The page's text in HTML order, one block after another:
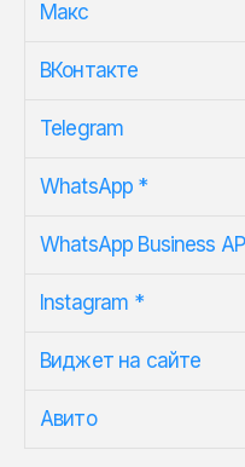
Макс
ВКонтакте
Telegram
WhatsApp *
WhatsApp Business
Instagram *
Виджет на сайте
Авито